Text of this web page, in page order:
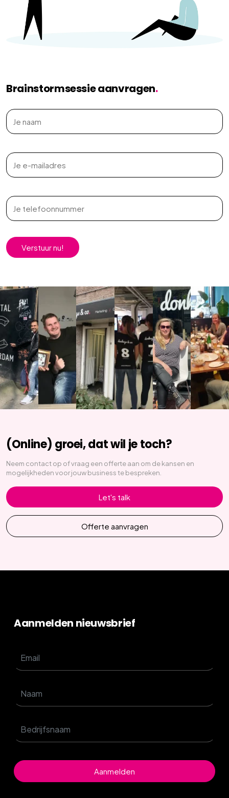
Brainstormsessie aanvragen.
(Online) groei, dat wil je toch?
Neem contact op of vraag een offerte aan om de kansen en
mogelijkheden voor jouw business te bespreken.
Let's talk
Offerte aanvragen
Aanmelden nieuwsbrief
Aanmelden